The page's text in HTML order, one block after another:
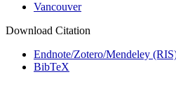
Vancouver
Download Citation
Endnote/Zotero/Mendeley
BibTeX